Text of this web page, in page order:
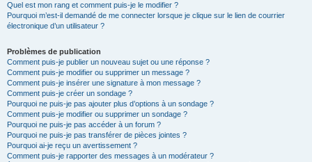
Quel est mon rang et comment puis-je le modifier ?
Pourquoi m’est-il demandé de me connecter lorsque je clique sur le lien de courrier
électronique d’un utilisateur ?
Problèmes de publication
Comment puis-je publier un nouveau sujet ou une réponse ?
Comment puis-je modifier ou supprimer un message ?
Comment puis-je insérer une signature à mon message ?
Comment puis-je créer un sondage ?
Pourquoi ne puis-je pas ajouter plus d’options à un sondage ?
Comment puis-je modifier ou supprimer un sondage ?
Pourquoi ne puis-je pas accéder à un forum ?
Pourquoi ne puis-je pas transférer de pièces jointes ?
Pourquoi ai-je reçu un avertissement ?
Comment puis-je rapporter des messages à un modérateur ?